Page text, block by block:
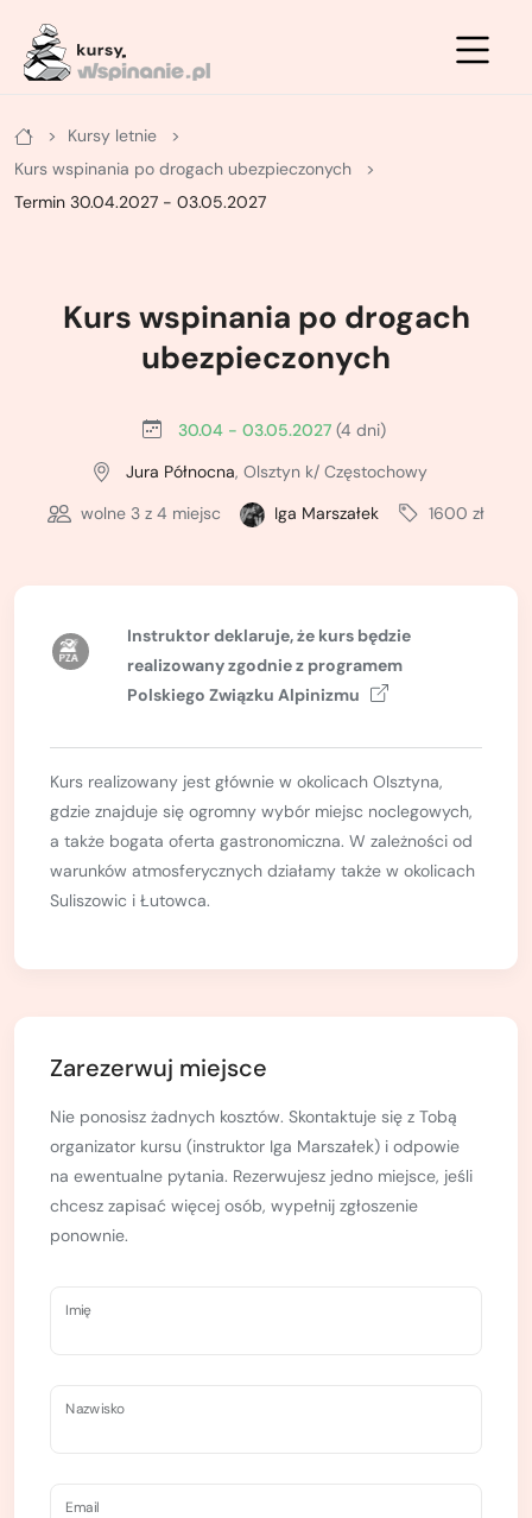
Kursy letnie
Kurs wspinania po drogach ubezpieczonych
Termin 30.04.2027 - 03.05.2027
Kurs wspinania po drogach
ubezpieczonych
30.04 - 03.05.2027 (4 dni)
Jura Północna, Olsztyn k/ Częstochowy
wolne 3 z 4 miejsc Iga Marszałek 1600 zł
Instruktor deklaruje, że kurs będzie
realizowany zgodnie z programem
Polskiego Związku Alpinizmu
Kurs realizowany jest głównie w okolicach Olsztyna,
gdzie znajduje się ogromny wybór miejsc noclegowych,
a także bogata oferta gastronomiczna. W zależności od
warunków atmosferycznych działamy także w okolicach
Suliszowic i Łutowca.
Zarezerwuj miejsce
Nie ponosisz żadnych kosztów. Skontaktuje się z Tobą
organizator kursu (instruktor Iga Marszałek) i odpowie
na ewentualne pytania. Rezerwujesz jedno miejsce, jeśli
chcesz zapisać więcej osób, wypełnij zgłoszenie
ponownie.
Imię
Nazwisko
Email
Letnie
Zimowe
Kurs na ściance
Kurs po drogach ubezpieczonych
Kurs skałkowy pełny
Podstawowy kurs wielowyciągowy
Doszkalający kurs wielowyciągowy
Nie wiesz który wybrać?
Kurs turystyki zimowej - podstawowy
Kurs turystyki zimowej - zaawansowany
Kurs narciarstwa wysokogórskiego -
Kurs wspinaczki lodowej
ABC wspinania zimowego
Nie wiesz który wybrać?